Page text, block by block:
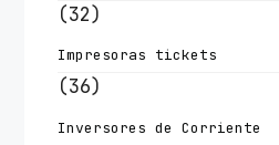
(32)
Impresoras tickets
(36)
Inversores de Corriente